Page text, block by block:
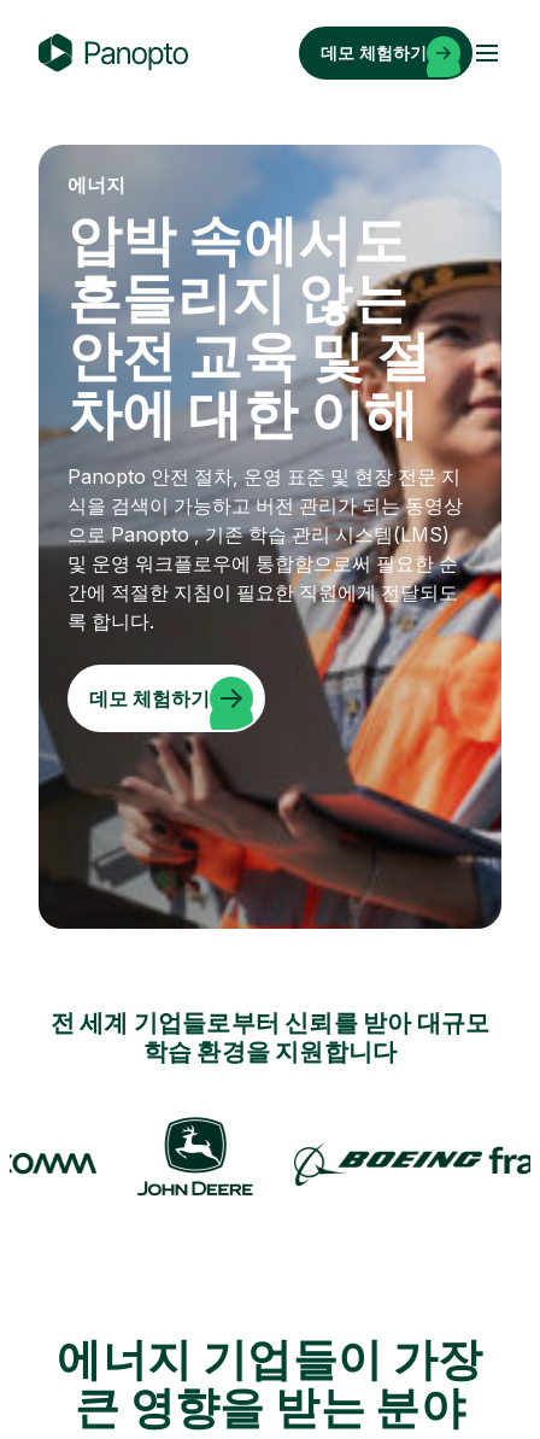
n
데모 체험하기
에너지
압박 속에서도
흔들리지 않는
안전 교육 및 절
차에 대한 이해
Panopto 안전 절차, 운영 표준 및 현장 전문 지
식을 검색이 가능하고 버전 관리가 되는 동영상
으로 Panopto , 기존 학습 관리 시스템(LMS)
및 운영 워크플로우에 통합함으로써 필요한 순
간에 적절한 지침이 필요한 직원에게 전달되도
록 합니다.
데모 체험하기
전 세계 기업들로부터 신뢰를 받아 대규모
학습 환경을 지원합니다
에너지 기업들이 가장
큰 영향을 받는 분야